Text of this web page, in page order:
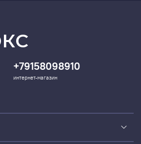
+79158098910
интернет-магазин